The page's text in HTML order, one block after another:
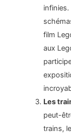
film
aux
Les
peut-
trains,